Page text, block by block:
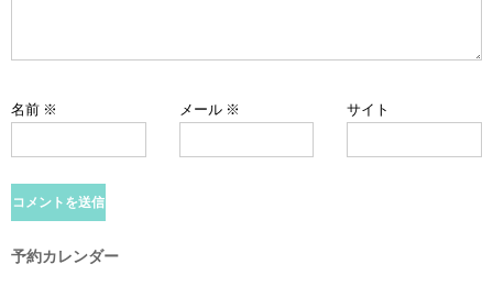
名前 ※ メール ※ サイト
予約カレンダー